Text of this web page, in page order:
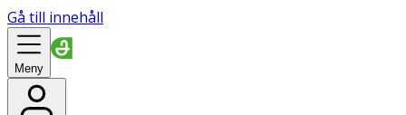
Gå till innehåll
Meny